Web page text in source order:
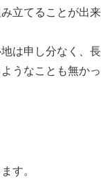
立てることが出来
は申し分なく、長
うなことも無かっ
す。